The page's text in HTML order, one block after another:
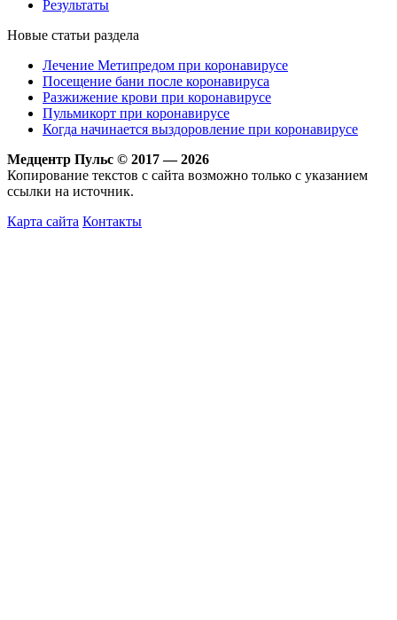
Результаты
Новые статьи раздела
Лечение Метипредом при коронавирусе
Посещение бани после коронавируса
Разжижение крови при коронавирусе
Пульмикорт при коронавирусе
Когда начинается выздоровление при коронавирусе
Медцентр Пульс © 2017 — 2026
Копирование текстов с сайта возможно только с указанием
ссылки на источник.
Карта сайта Контакты